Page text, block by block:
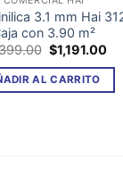
3.1 mm Hai
con 3.90 m²
El
precio
original
era:
$1,191.00El
AL CARRITO